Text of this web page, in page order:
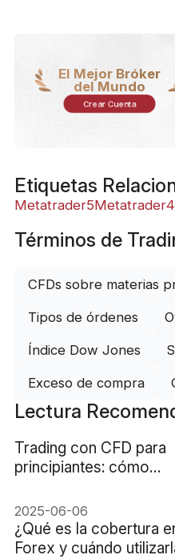
El Mejor Bróker
del Mundo
Crear Cuenta
Etiquetas
Metatrader5Metatrader4
Términos de
CFDs sobre materias
Tipos de órdenes
Índice Dow Jones
Exceso de compra
Lectura
Trading con CFD para
principiantes: cómo
2025-06-06
¿Qué es la cobertura
Forex y cuándo